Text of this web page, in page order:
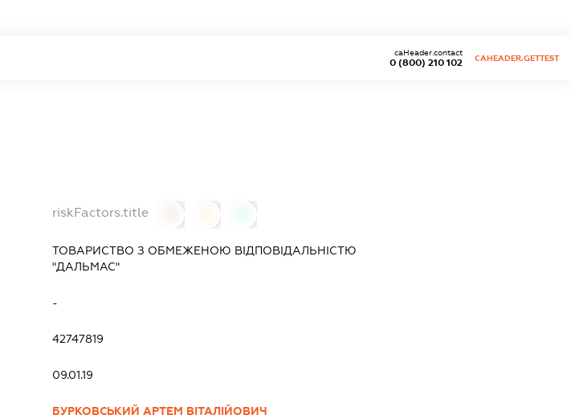
0 (800) 210 102
caHeader.contact
CAHEADER.GETTEST
riskFactors.title
ТОВАРИСТВО З ОБМЕЖЕНОЮ ВІДПОВІДАЛЬНІСТЮ
"ДАЛЬМАС"
-
42747819
09.01.19
БУРКОВСЬКИЙ АРТЕМ ВІТАЛІЙОВИЧ